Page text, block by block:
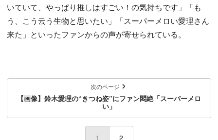
いていて、やっぱり推しはすごい！の気持ちです」「も
う、こう云う生物と思いたい」「スーパーメロい愛理さん
来た」といったファンからの声が寄せられている。
次のページ
【画像】鈴木愛理の“きつね姿”にファン悶絶「スーパーメロ
い」
1 (current)
2